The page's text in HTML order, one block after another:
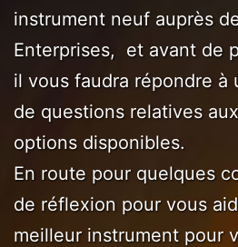
instrument neuf auprès
Enterprises, et avant de
il vous faudra répondre à
de questions relatives
options disponibles.
En route pour quelques
de réflexion pour vous
meilleur instrument pour